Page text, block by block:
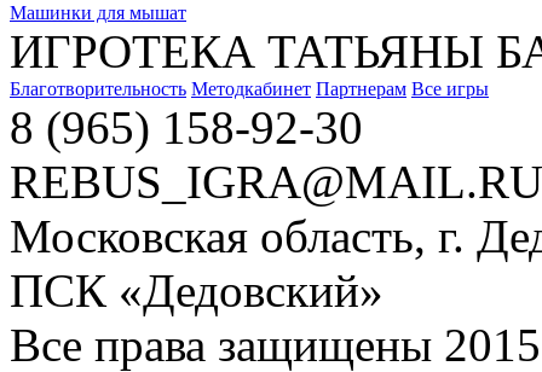
Машинки для мышат
ИГРОТЕКА ТАТЬЯНЫ
Благотворительность Методкабинет Партнерам Все игры
8 (965) 158-92-30
REBUS_IGRA@MAIL.RU
Московская область, г.
ПСК «Дедовский»
Все права защищены 2015